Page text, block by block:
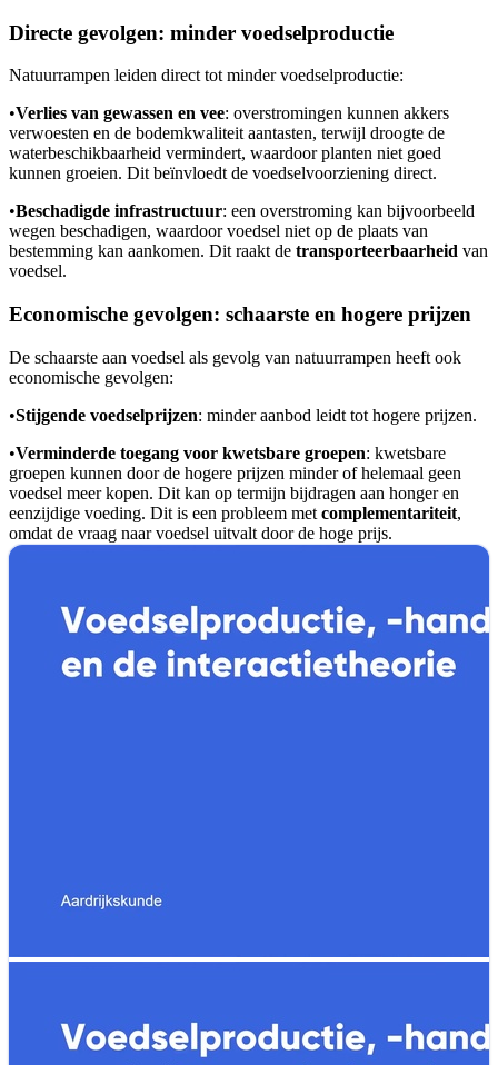
Directe gevolgen: minder voedselproductie
Natuurrampen leiden direct tot minder voedselproductie:
•Verlies van gewassen en vee: overstromingen kunnen akkers
verwoesten en de bodemkwaliteit aantasten, terwijl droogte de
waterbeschikbaarheid vermindert, waardoor planten niet goed
kunnen groeien. Dit beïnvloedt de voedselvoorziening direct.
•Beschadigde infrastructuur: een overstroming kan bijvoorbeeld
wegen beschadigen, waardoor voedsel niet op de plaats van
bestemming kan aankomen. Dit raakt de transporteerbaarheid van
voedsel.
Economische gevolgen: schaarste en hogere prijzen
De schaarste aan voedsel als gevolg van natuurrampen heeft ook
economische gevolgen:
•Stijgende voedselprijzen: minder aanbod leidt tot hogere prijzen.
•Verminderde toegang voor kwetsbare groepen: kwetsbare
groepen kunnen door de hogere prijzen minder of helemaal geen
voedsel meer kopen. Dit kan op termijn bijdragen aan honger en
eenzijdige voeding. Dit is een probleem met complementariteit,
omdat de vraag naar voedsel uitvalt door de hoge prijs.